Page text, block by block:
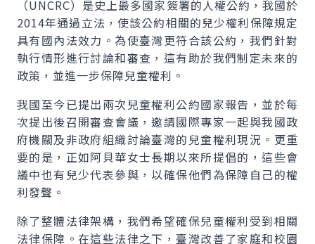
（UNCRC）是史上最多國家簽署的人權公約，我國於
2014年通過立法，使該公約相關的兒少權利保障規定
具有國內法效力。為使臺灣更符合該公約，我們針對
執行情形進行討論和審查，這有助於我們制定未來的
政策，並進一步保障兒童權利。
我國至今已提出兩次兒童權利公約國家報告，並於每
次提出後召開審查會議，邀請國際專家一起與我國政
府機關及非政府組織討論臺灣的兒童權利現況。更重
要的是，正如阿貝華女士長期以來所提倡的，這些會
議中也有兒少代表參與，以確保他們為保障自己的權
利發聲。
除了整體法律架構，我們希望確保兒童權利受到相關
法律保障。在這些法律之下，臺灣改善了家庭和校園